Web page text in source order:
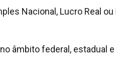
Nacional, Lucro Real
âmbito federal, estadual